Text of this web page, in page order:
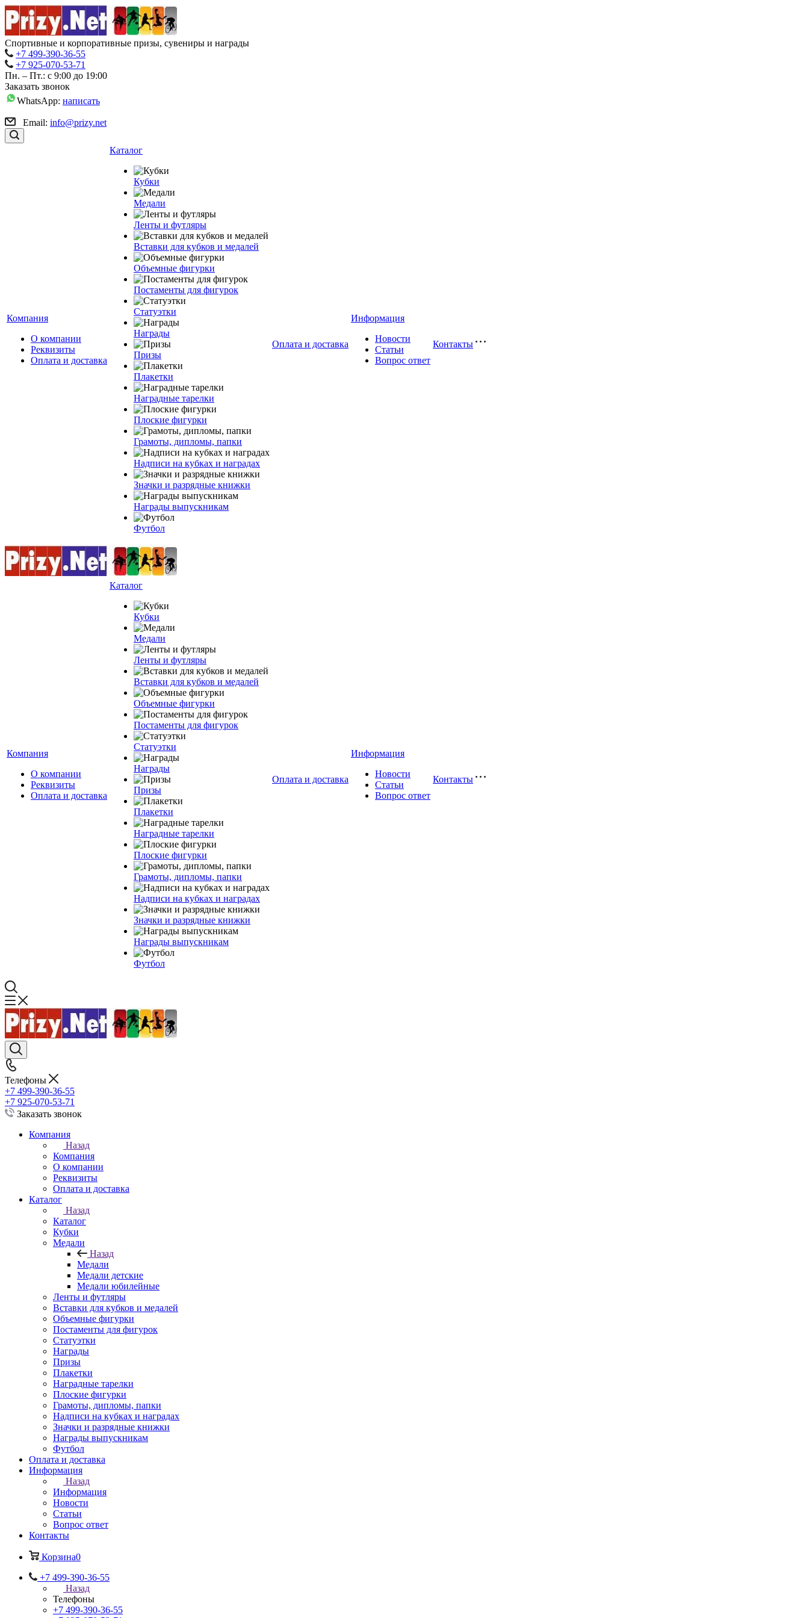
Спортивные и корпоративные призы, сувениры и награды
+7 499-390-36-55
+7 925-070-53-71
Пн. – Пт.: с 9:00 до 19:00
Заказать звонок
WhatsApp: написать
Email: info@prizy.net
Компания
О компании
Реквизиты
Оплата и доставка
Каталог
Кубки
Медали
Ленты и футляры
Вставки для кубков и медалей
Объемные фигурки
Постаменты для фигурок
Статуэтки
Награды
Призы
Плакетки
Наградные тарелки
Плоские фигурки
Грамоты, дипломы, папки
Надписи на кубках и наградах
Значки и разрядные книжки
Награды выпускникам
Футбол
Оплата и доставка
Информация
Новости
Статьи
Вопрос ответ
Контакты
Компания
О компании
Реквизиты
Оплата и доставка
Каталог
Кубки
Медали
Ленты и футляры
Вставки для кубков и медалей
Объемные фигурки
Постаменты для фигурок
Статуэтки
Награды
Призы
Плакетки
Наградные тарелки
Плоские фигурки
Грамоты, дипломы, папки
Надписи на кубках и наградах
Значки и разрядные книжки
Награды выпускникам
Футбол
Оплата и доставка
Информация
Новости
Статьи
Вопрос ответ
Контакты
Телефоны
+7 499-390-36-55
+7 925-070-53-71
Заказать звонок
Компания
Назад
Компания
О компании
Реквизиты
Оплата и доставка
Каталог
Назад
Каталог
Кубки
Медали
Назад
Медали
Медали детские
Медали юбилейные
Ленты и футляры
Вставки для кубков и медалей
Объемные фигурки
Постаменты для фигурок
Статуэтки
Награды
Призы
Плакетки
Наградные тарелки
Плоские фигурки
Грамоты, дипломы, папки
Надписи на кубках и наградах
Значки и разрядные книжки
Награды выпускникам
Футбол
Оплата и доставка
Информация
Назад
Информация
Новости
Статьи
Вопрос ответ
Контакты
Корзина0
+7 499-390-36-55
Назад
Телефоны
+7 499-390-36-55